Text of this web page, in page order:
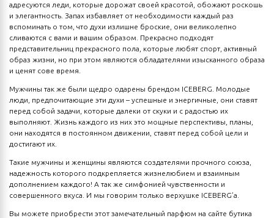
адресуются леди, которые дорожат своей красотой, обожают роскошь
и элегантность. Запах избавляет от необходимости каждый раз
вспоминать о том, что духи излишне броские, они великолепно
сливаются с вами и вашим образом. Прекрасно подходят
представительниц прекрасного пола, которые любят спорт, активный
образ жизни, но при этом являются обладателями изысканного образа
и ценят сове время.
Мужчины так же были щедро одарены брендом ICEBERG. Молодые
люди, предпочитающие эти духи – успешные и энергичные, они ставят
перед собой задачи, которые далеки от скуки и с радостью их
выполняют. Жизнь каждого из них это мощные перспективы, планы,
они находятся в постоянном движении, ставят перед собой цели и
достигают их.
Такие мужчины и женщины являются создателями прочного союза,
надежность которого подкрепляется жизнелюбием и взаимным
дополнением каждого! А так же симфонией чувственности и
совершенного вкуса. И мы говорим только верхушке ICEBERG’а.
Вы можете приобрести этот замечательный парфюм на сайте бутика